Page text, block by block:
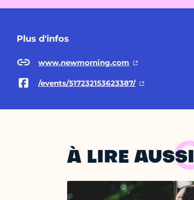
Plus d'infos
www.newmorning.com
/events/517232153623387/
À LIRE AUSSI